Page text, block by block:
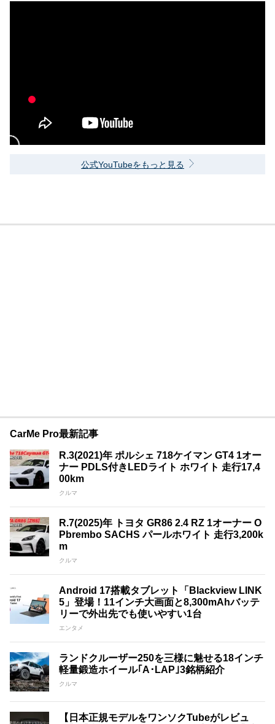
公式YouTubeをもっと見る
CarMe Pro最新記事
R.3(2021)年 ポルシェ 718ケイマン GT4 1オー
ナー PDLS付きLEDライト ホワイト 走行17,4
00km
クルマ
R.7(2025)年 トヨタ GR86 2.4 RZ 1オーナー O
Pbrembo SACHS パールホワイト 走行3,200k
m
クルマ
Android 17搭載タブレット「Blackview LINK
5」登場！11インチ大画面と8,300mAhバッテ
リーで外出先でも使いやすい1台
エンタメ
ランドクルーザー250を三様に魅せる18インチ
軽量鍛造ホイール｢A･LAP｣3銘柄紹介
クルマ
【日本正規モデルをワンソクTubeがレビュ